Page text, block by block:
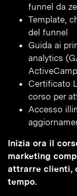
funnel da
Template,
del funnel
Guida ai
analytics
Certificato
corso per
Accesso
Inizia ora il
marketing
attrarre clienti,
tempo.